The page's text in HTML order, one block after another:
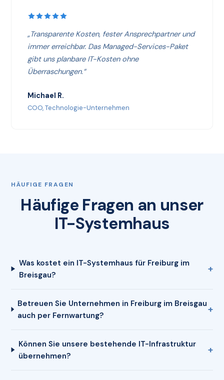
„Transparente Kosten, fester Ansprechpartner und
immer erreichbar. Das Managed-Services-Paket
gibt uns planbare IT-Kosten ohne
Überraschungen.“
Michael R.
COO, Technologie-Unternehmen
HÄUFIGE FRAGEN
Häufige Fragen an unser
IT-Systemhaus
Was kostet ein IT-Systemhaus für Freiburg im
Breisgau?
Betreuen Sie Unternehmen in Freiburg im Breisgau
auch per Fernwartung?
Können Sie unsere bestehende IT-Infrastruktur
übernehmen?